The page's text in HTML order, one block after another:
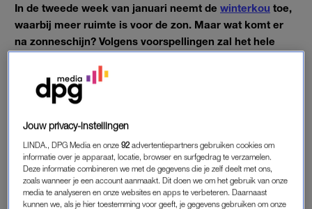
In de tweede week van januari neemt de winterkou toe,
waarbij meer ruimte is voor de zon. Maar wat komt er
na zonneschijn? Volgens voorspellingen zal het hele
Op sommige plekken kan tot wel twintig centimeter sneeuw
vallen.
SNEEUWSTORING
Verschillende weersvoorspellingsmodellen tonen aan dat
Nederland rond woensdag 17 januari wit kleurt door gevallen
sneeuw. Volgens de operationele run van het Europees
Jouw privacy-instellingen
LINDA., DPG Media en onze92 advertentiepartners gebruiken cookies om
informatie over je apparaat, locatie, browser en surfgedrag te verzamelen.
Deze informatie combineren we met de gegevens die je zelf deelt met ons,
zoals wanneer je een account aanmaakt. Dit doen we om het gebruik van onze
media te analyseren en onze websites en apps te verbeteren. Daarnaast
kunnen we, als je hier toestemming voor geeft, je gegevens gebruiken om onze